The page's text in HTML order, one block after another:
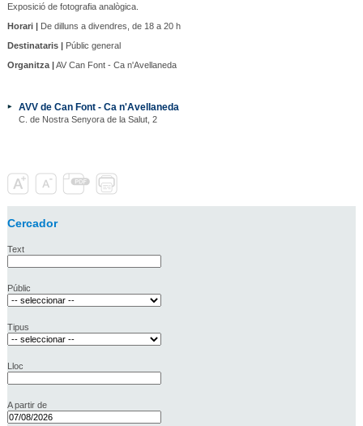
Exposició de fotografia analògica.
Horari |De dilluns a divendres, de 18 a 20 h
Destinataris |Públic general
Organitza |AV Can Font - Ca n'Avellaneda
AVV de Can Font - Ca n'Avellaneda
C. de Nostra Senyora de la Salut, 2
Cercador
Text
Públic
Tipus
Lloc
A partir de